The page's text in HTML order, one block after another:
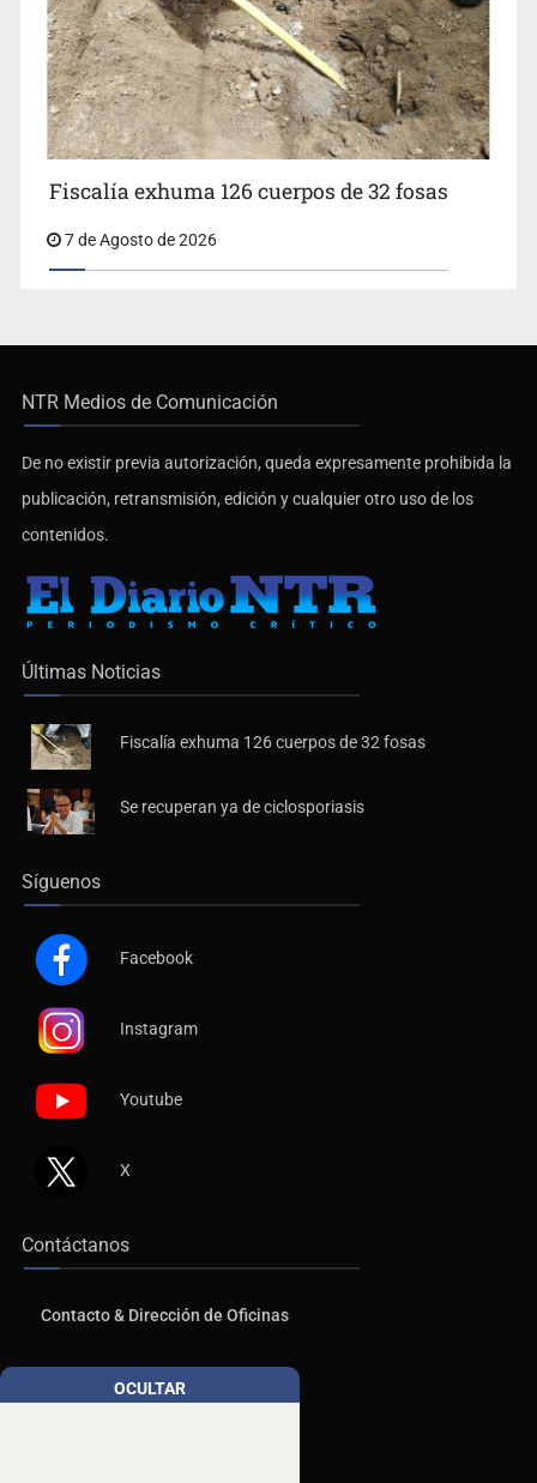
Fiscalía exhuma 126 cuerpos de 32 fosas
7 de Agosto de 2026
NTR Medios de Comunicación
De no existir previa autorización, queda expresamente prohibida la
publicación, retransmisión, edición y cualquier otro uso de los
contenidos.
Últimas Noticias
Fiscalía exhuma 126 cuerpos de 32 fosas
Se recuperan ya de ciclosporiasis
Síguenos
Facebook
Instagram
Youtube
X
Contáctanos
Contacto & Dirección de Oficinas
PublicidadOCULTAR